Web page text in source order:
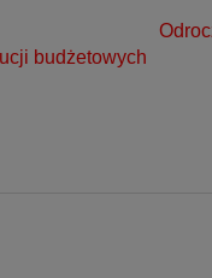
budżetowych